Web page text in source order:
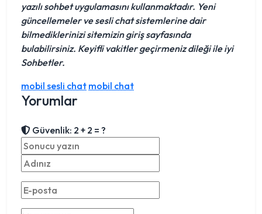
yazılı sohbet uygulamasını kullanmaktadır. Yeni
güncellemeler ve sesli chat sistemlerine dair
bilmediklerinizi sitemizin giriş sayfasında
bulabilirsiniz. Keyifli vakitler geçirmeniz dileği ile iyi
Sohbetler.
mobil sesli chat mobil chat
Yorumlar
Güvenlik: 2 + 2 = ?